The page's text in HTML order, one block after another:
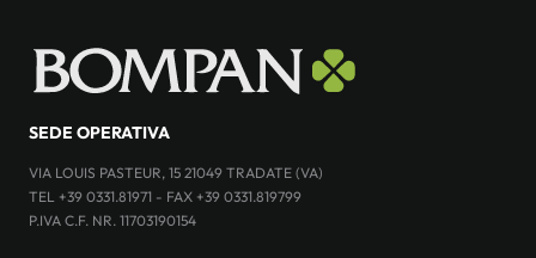
SEDE OPERATIVA
VIA LOUIS PASTEUR, 15 21049 TRADATE (VA)
TEL +39 0331.81971 - FAX +39 0331.819799
P.IVA C.F. NR. 11703190154